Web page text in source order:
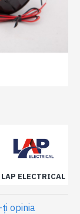
LAP ELECTRICAL
opinia